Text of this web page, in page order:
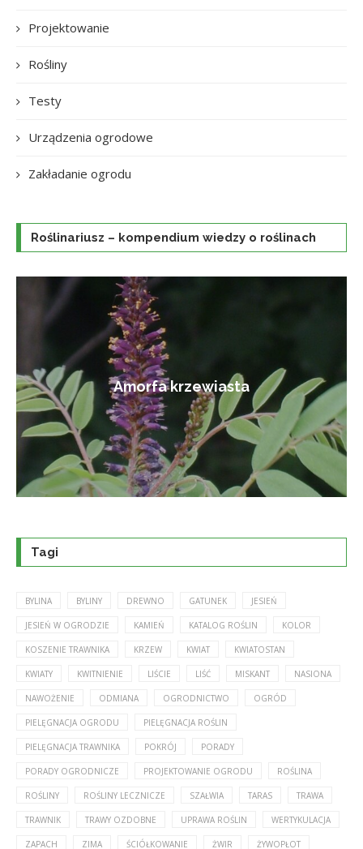
Projektowanie
Rośliny
Testy
Urządzenia ogrodowe
Zakładanie ogrodu
Roślinariusz – kompendium wiedzy o roślinach
Amorfa krzewiasta
Tagi
BYLINA BYLINY DREWNO GATUNEK JESIEŃ
JESIEŃ W OGRODZIE KAMIEŃ KATALOG ROŚLIN KOLOR
KOSZENIE TRAWNIKA KRZEW KWIAT KWIATOSTAN
KWIATY KWITNIENIE LIŚCIE LIŚĆ MISKANT NASIONA
NAWOŻENIE ODMIANA OGRODNICTWO OGRÓD
PIELĘGNACJA OGRODU PIELĘGNACJA ROŚLIN
PIELĘGNACJA TRAWNIKA POKRÓJ PORADY
PORADY OGRODNICZE PROJEKTOWANIE OGRODU ROŚLINA
ROŚLINY ROŚLINY LECZNICZE SZAŁWIA TARAS TRAWA
TRAWNIK TRAWY OZDOBNE UPRAWA ROŚLIN WERTYKULACJA
ZAPACH ZIMA ŚCIÓŁKOWANIE ŻWIR ŻYWOPŁOT